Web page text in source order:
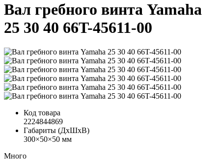
Вал гребного винта Yamaha
25 30 40 66T-45611-00
Код товара
2224844869
Габариты (ДхШхВ)
300×50×50 мм
Много